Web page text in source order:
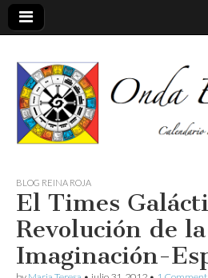
Onda
encantada
BLOG REINA ROJA
El Times
Revolución de la
Imaginación-